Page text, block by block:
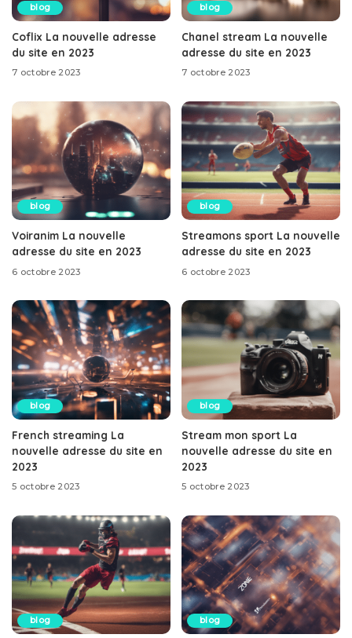
blog
Coflix La nouvelle adresse
du site en 2023
7 octobre 2023
blog
Chanel stream La nouvelle
adresse du site en 2023
7 octobre 2023
blog
Voiranim La nouvelle
adresse du site en 2023
6 octobre 2023
blog
Streamons sport La nouvelle
adresse du site en 2023
6 octobre 2023
blog
French streaming La
nouvelle adresse du site en
2023
5 octobre 2023
blog
Stream mon sport La
nouvelle adresse du site en
2023
5 octobre 2023
blog blog